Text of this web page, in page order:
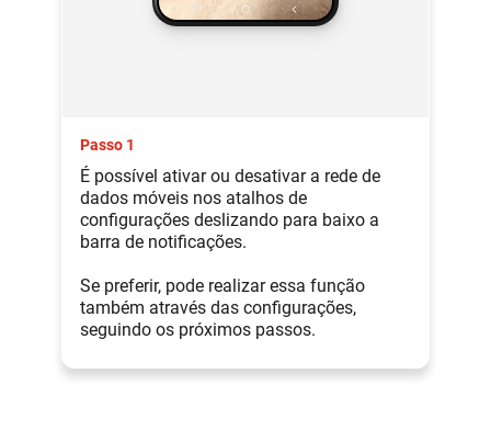
Passo 1
É possível ativar ou desativar a rede de
dados móveis nos atalhos de
configurações deslizando para baixo a
barra de notificações.
Se preferir, pode realizar essa função
também através das configurações,
seguindo os próximos passos.